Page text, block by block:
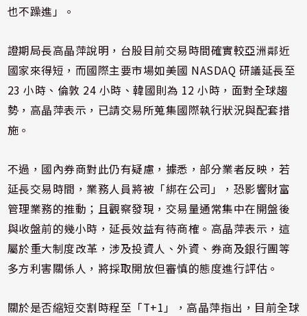
也不躁進」。
證期局長高晶萍說明，台股目前交易時間確實較亞洲鄰近
國家來得短，而國際主要市場如美國 NASDAQ 研議延長至
23 小時、倫敦 24 小時、韓國則為 12 小時，面對全球趨
勢，高晶萍表示，已請交易所蒐集國際執行狀況與配套措
施。
不過，國內券商對此仍有疑慮，據悉，部分業者反映，若
延長交易時間，業務人員將被「綁在公司」，恐影響財富
管理業務的推動；且觀察發現，交易量通常集中在開盤後
與收盤前的幾小時，延長效益有待商榷。高晶萍表示，這
屬於重大制度改革，涉及投資人、外資、券商及銀行團等
多方利害關係人，將採取開放但審慎的態度進行評估。
關於是否縮短交割時程至「T+1」，高晶萍指出，目前全球